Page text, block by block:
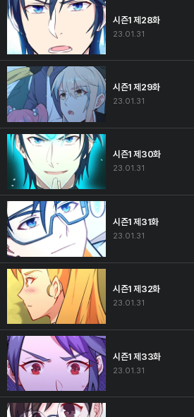
시즌1 제28화
23.01.31
시즌1 제29화
23.01.31
시즌1 제30화
23.01.31
시즌1 제31화
23.01.31
시즌1 제32화
23.01.31
시즌1 제33화
23.01.31